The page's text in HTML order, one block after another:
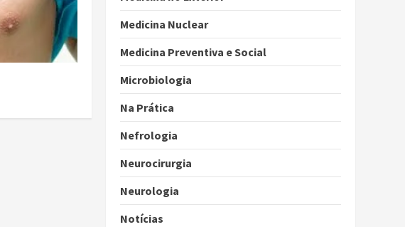
Medicina Nuclear
Medicina Preventiva e Social
Microbiologia
Na Prática
Nefrologia
Neurocirurgia
Neurologia
Notícias